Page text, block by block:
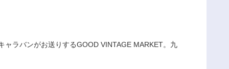
ラバンがお送りするGOOD VINTAGE MARKET。九